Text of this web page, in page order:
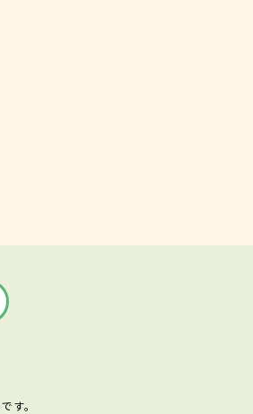
す。